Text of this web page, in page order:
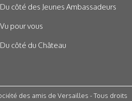
Du côté des Jeunes Ambassadeurs
Vu pour vous
Du côté du Château
des amis de Versailles - Tous droits